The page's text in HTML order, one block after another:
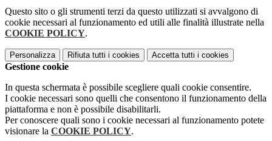
Questo sito o gli strumenti terzi da questo utilizzati si avvalgono di
cookie necessari al funzionamento ed utili alle finalità illustrate nella
COOKIE POLICY.
Personalizza Rifiuta tutti i cookies Accetta tutti i cookies
Gestione cookie
In questa schermata è possibile scegliere quali cookie consentire.
I cookie necessari sono quelli che consentono il funzionamento della
piattaforma e non è possibile disabilitarli.
Per conoscere quali sono i cookie necessari al funzionamento potete
visionare la COOKIE POLICY.